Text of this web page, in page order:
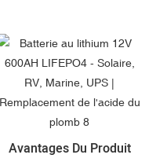
Avantages Du Produit